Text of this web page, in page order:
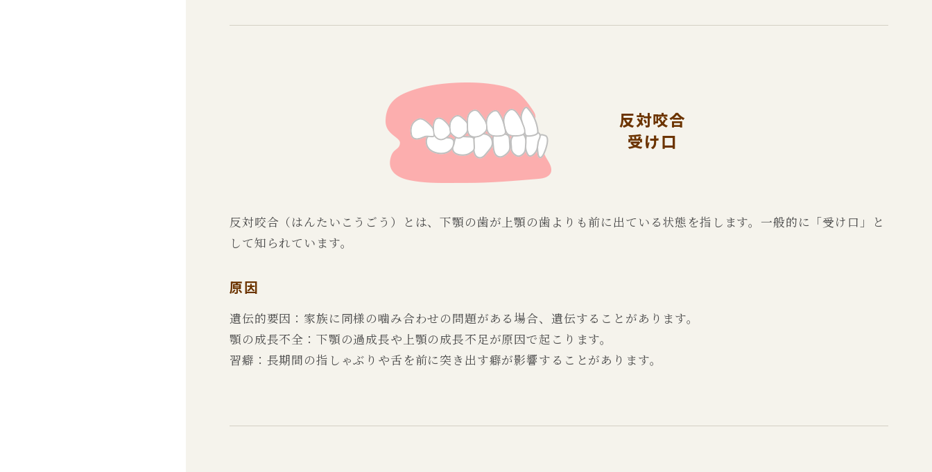
反対咬合
受け口
反対咬合（はんたいこうごう）とは、下顎の歯が上顎の歯よりも前に出ている状態を指します。一般的に「受け口」と
して知られています。
原因
遺伝的要因：家族に同様の噛み合わせの問題がある場合、遺伝することがあります。
顎の成長不全：下顎の過成長や上顎の成長不足が原因で起こります。
習癖：長期間の指しゃぶりや舌を前に突き出す癖が影響することがあります。